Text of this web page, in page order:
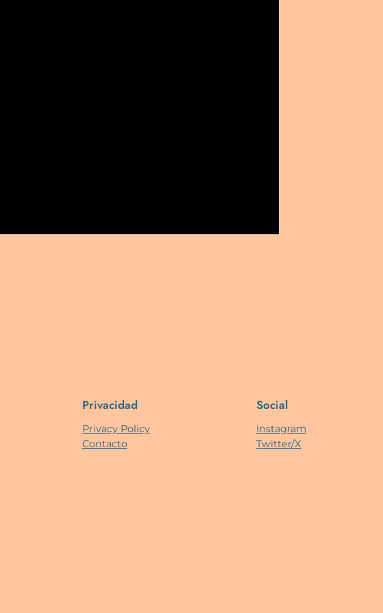
Privacidad
Privacy Policy
Contacto
Social
Instagram
Twitter/X